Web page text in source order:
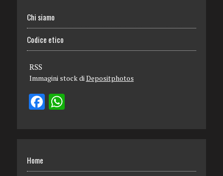
Chi siamo
Codice etico
RSS
Immagini stock di Depositphotos
Home